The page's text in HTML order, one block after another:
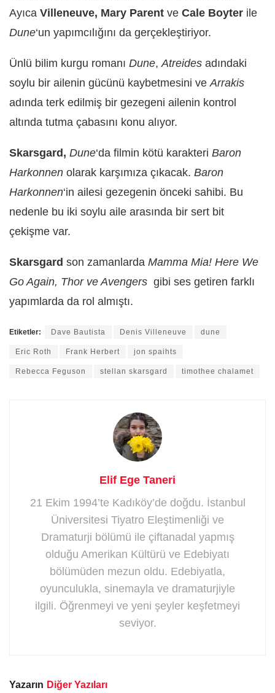
Ayıca Villeneuve, Mary Parent ve Cale Boyter ile
Dune‘un yapımcılığını da gerçekleştiriyor.
Ünlü bilim kurgu romanı Dune, Atreides adındaki
soylu bir ailenin gücünü kaybetmesini ve Arrakis
adında terk edilmiş bir gezegeni ailenin kontrol
altında tutma çabasını konu alıyor.
Skarsgard, Dune‘da filmin kötü karakteri Baron
Harkonnen olarak karşımıza çıkacak. Baron
Harkonnen‘in ailesi gezegenin önceki sahibi. Bu
nedenle bu iki soylu aile arasında bir sert bit
çekişme var.
Skarsgard son zamanlarda Mamma Mia! Here We
Go Again, Thor ve Avengers gibi ses getiren farklı
yapımlarda da rol almıştı.
Etiketler: Dave Bautista Denis Villeneuve dune
Eric Roth Frank Herbert jon spaihts
Rebecca Feguson stellan skarsgard timothee chalamet
Elif Ege Taneri
21 Ekim 1994’te Kadıköy’de doğdu. İstanbul
Üniversitesi Tiyatro Eleştimenliği ve
Dramaturji bölümü ile çiftanadal yapmış
olduğu Amerikan Kültürü ve Edebiyatı
bölümüden mezun oldu. Edebiyatla,
oyunculukla, sinemayla ve dramaturjiyle
ilgili. Öğrenmeyi ve yeni şeyler keşfetmeyi
seviyor.
Yazarın Diğer Yazıları